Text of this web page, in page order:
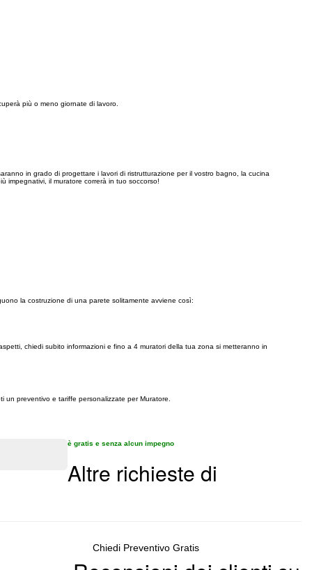
più o meno giornate di lavoro.
in grado di progettare i lavori di ristrutturazione per il vostro bagno, la cucina
impegnativi, il muratore correrà in tuo soccorso!
la costruzione di una parete solitamente avviene così:
chiedi subito informazioni e fino a 4 muratori della tua zona si metteranno in
preventivo e tariffe personalizzate per Muratore.
è gratis e senza alcun impegno
Altre richieste di
Chiedi Preventivo Gratis